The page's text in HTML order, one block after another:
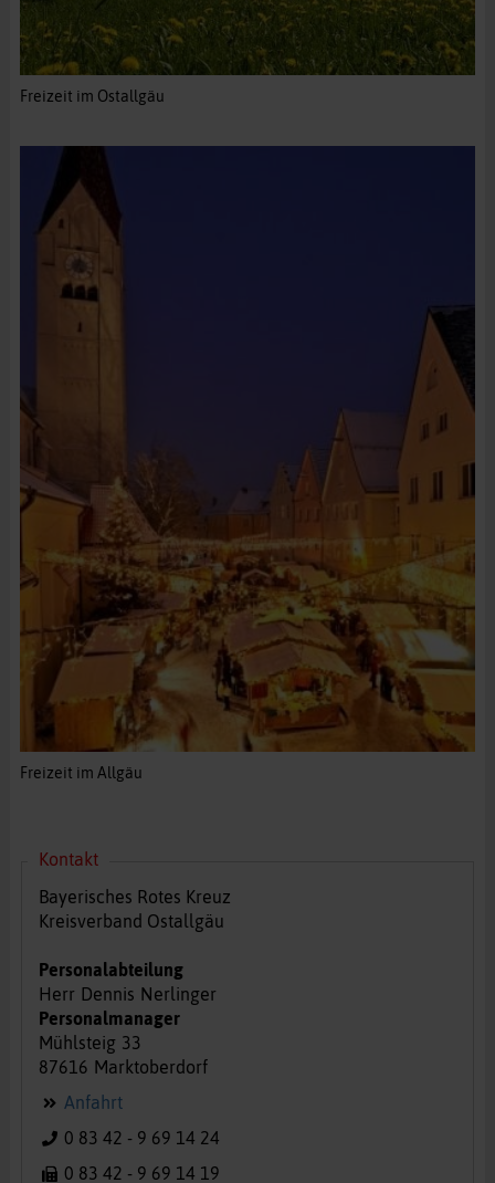
Freizeit im Ostallgäu
Freizeit im Allgäu
Kontakt
Bayerisches Rotes Kreuz
Kreisverband Ostallgäu
Personalabteilung
Herr Dennis Nerlinger
Personalmanager
Mühlsteig 33
87616 Marktoberdorf
Anfahrt
0 83 42 - 9 69 14 24
0 83 42 - 9 69 14 19